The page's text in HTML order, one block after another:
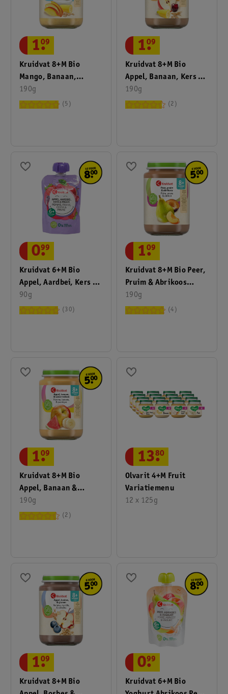
Kruidvat 8+M Bio
Mango, Banaan,
Granen & Yoghurt
Fruithapje
190g
1.
09
5
Kruidvat 8+M Bio
Appel, Banaan, Kers &
Granen Fruithapje
190g
1.
09
2
Kruidvat 6+M Bio
Appel, Aardbei, Kers En
Pruim Knijpzakje
90g
0.
99
30
Kruidvat 8+M Bio Peer,
Pruim & Abrikoos
Fruithapje
190g
1.
09
4
Kruidvat 8+M Bio
Appel, Banaan &
Watermeloen
Fruithapje
190g
1.
09
2
Olvarit 4+M Fruit
Variatiemenu
12 x 125g
13.
80
Kruidvat 8+M Bio
1.
09
Kruidvat 6+M Bio
0.
99